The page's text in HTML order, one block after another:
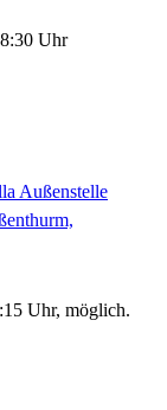
Uhr
Außenstelle
Uhr, möglich.